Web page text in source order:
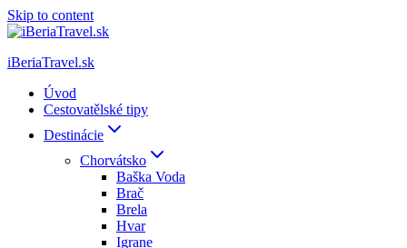
Skip to content
iBeriaTravel.sk
Úvod
Cestovatělské tipy
Destinácie
Chorvátsko
Baška Voda
Brač
Brela
Hvar
Igrane